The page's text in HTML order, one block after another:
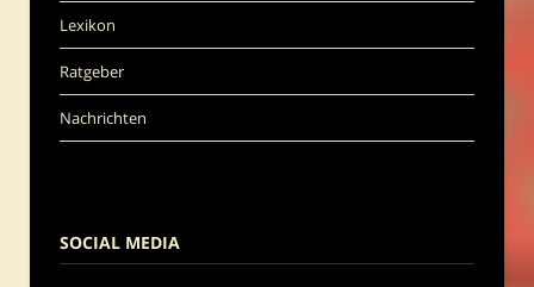
Lexikon
Ratgeber
Nachrichten
SOCIAL MEDIA